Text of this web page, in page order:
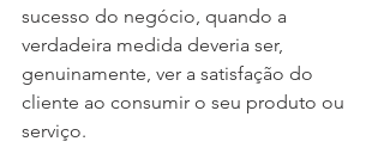
sucesso do negócio, quando a
verdadeira medida deveria ser,
genuinamente, ver a satisfação do
cliente ao consumir o seu produto ou
serviço.